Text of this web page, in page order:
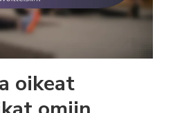
oikeat